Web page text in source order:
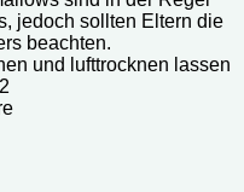
jedoch sollten Eltern die
beachten.
und lufttrocknen lassen